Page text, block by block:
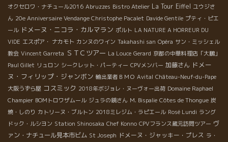
オクセロワ・ナチュール2016 Abruzzes Bistro Atelier La Tour Eiffel ユウジさ
ん 20e Anniversaire Vendange Christophe Pacalet Davide Gentile プティ・ピエ
ール ドメーヌ・ニコラ・カルマラン ポルト LA NATURE A HORREUR DU
VIDE エスポア・ ナカモト カンヌのワイン Takahashi san Opéra サン・ミッシェル
教会 Vincent Garreta ＳＴＣツアー La Louce Gerard 京都の中華料理店「大鵬」
Paul Gillet リュロン シークレット・パーティー CPVメンバー 加藤さん ドメー
ヌ・フィリップ・ジャンボン 輸出業者ＢＭＯ Avital Château-Neuf-du-Pape
大阪うずら屋 コスミック 2018年ボジョレ・ヌーヴォー出荷 Domaine Raphael
Champier BOMトロワザムール ジュラの鏡さん M. Bispalie Côtes de Thongue 炭
焼・しのり カトリーヌ・ブルトン 2018ミレジム・ラピエール Rosé Lundi ラング
ドック・ルシヨン Station Shinosaka Chef Konno CPVフランス蔵元訪問ツアー ヴ
ァン・ナチュール見本市ビム St Joseph ドメーヌ・ジャッキー・プレス ラ・